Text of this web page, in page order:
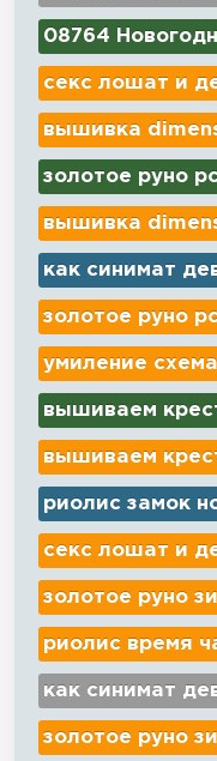
08764
секс лошат и
вышивка
золотое руно
вышивка
как синимат
золотое руно
умиление
вышиваем
вышиваем
риолис замок
секс лошат и
золотое руно
риолис время
как синимат
золотое руно